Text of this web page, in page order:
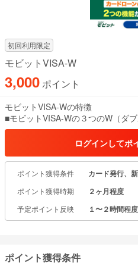
初回利用限定
モビットVISA-W
3,000ポイント
モビットVISA-Wの特徴
■モビットVISA-Wの３つのW（ダブ
（１）カード1枚にクレジットカー
モビットVISA-Wはローンカード・
についております。
1枚あれば急な出費や大きなお買
てご利用頂けます。
また、ご利用に応じてVポイントを
（２）ETCカードとクレジットカ
です。
ログインしてポ
ポイント獲得条件 カード発行、
ポイント獲得時期 ２ヶ月程度
予定ポイント反映 １〜２時間程度
ポイント獲得条件